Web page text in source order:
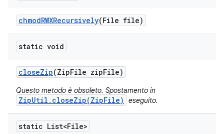
chmodRWXRecursively(File file)
static void
closeZip(ZipFile zipFile)
Questo metodo è obsoleto. Spostamento in
ZipUtil.closeZip(ZipFile) eseguito.
static List<File>